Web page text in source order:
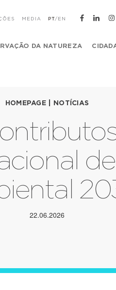
MEDIA PT/ EN
DA NATUREZA
HOMEPAGE NOTÍCIAS
22.06.2026